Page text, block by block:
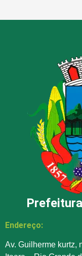
Endereço:
Av. Guilherme kurtz,